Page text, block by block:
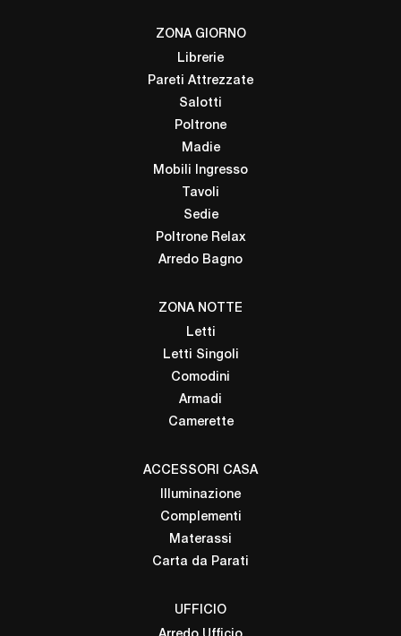
ZONA GIORNO
Librerie
Pareti Attrezzate
Salotti
Poltrone
Madie
Mobili Ingresso
Tavoli
Sedie
Poltrone Relax
Arredo Bagno
ZONA NOTTE
Letti
Letti Singoli
Comodini
Armadi
Camerette
ACCESSORI CASA
Illuminazione
Complementi
Materassi
Carta da Parati
UFFICIO